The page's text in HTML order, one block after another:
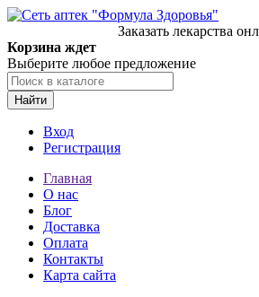
Заказать лекарства
Корзина ждет
Выберите любое предложение
Найти
Вход
Регистрация
Главная
О нас
Блог
Доставка
Оплата
Контакты
Карта сайта